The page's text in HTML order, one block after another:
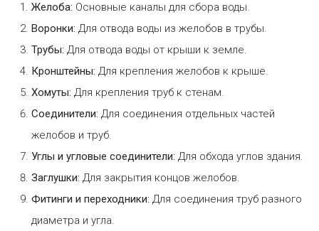
Желоба: Основные каналы для сбора воды.
Воронки: Для отвода воды из желобов в трубы.
Трубы: Для отвода воды от крыши к земле.
Кронштейны: Для крепления желобов к крыше.
Хомуты: Для крепления труб к стенам.
Соединители: Для соединения отдельных частей
желобов и труб.
Углы и угловые соединители: Для обхода углов здания.
Заглушки: Для закрытия концов желобов.
Фитинги и переходники: Для соединения труб разного
диаметра и угла.